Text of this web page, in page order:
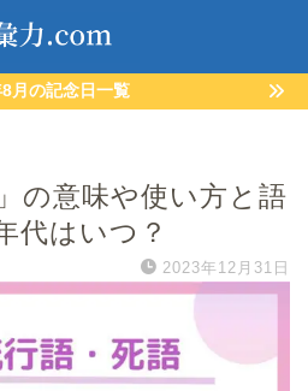
月の記念日一覧
の意味や使い方と語
代はいつ？
2023年12月31日